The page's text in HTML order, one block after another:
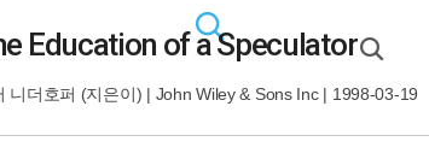
Education of a Speculator
니더호퍼 (지은이) | John Wiley & Sons Inc| 1998-03-19